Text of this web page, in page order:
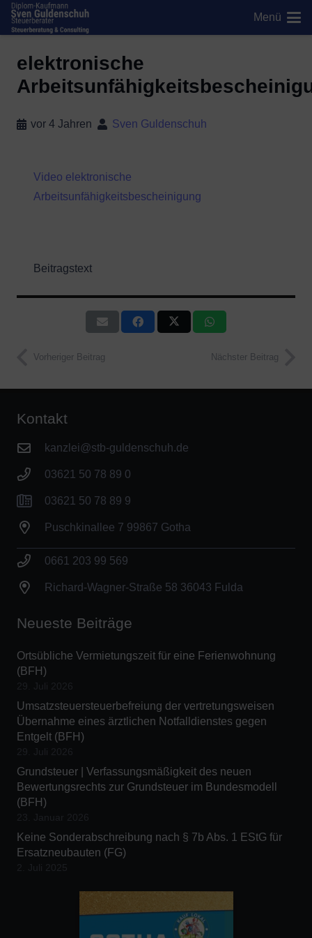
Menü
elektronische
vor 4 Jahren Sven Guldenschuh
Video elektronische
Arbeitsunfähigkeitsbescheinigung
Beitragstext
Vorheriger Beitrag Nächster Beitrag
Kontakt
kanzlei@stb-guldenschuh.de
03621 50 78 89 0
03621 50 78 89 9
Puschkinallee 7 99867 Gotha
0661 203 99 569
Richard-Wagner-Straße 58 36043 Fulda
Neueste Beiträge
Ortsübliche Vermietungszeit für eine Ferienwohnung
(BFH)
Umsatzsteuersteuerbefreiung der vertretungsweisen
Übernahme eines ärztlichen Notfalldienstes gegen
Entgelt (BFH)
Grundsteuer | Verfassungsmäßigkeit des neuen
Bewertungsrechts zur Grundsteuer im Bundesmodell
(BFH)
Keine Sonderabschreibung nach § 7b Abs. 1 EStG für
Ersatzneubauten (FG)